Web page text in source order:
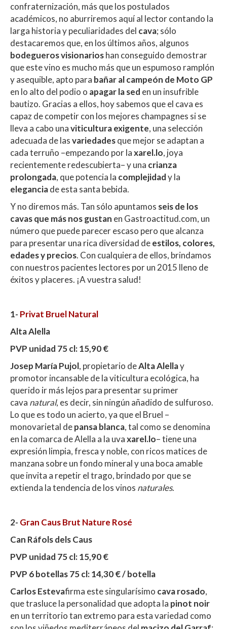
confraternización, más que los postulados
académicos, no aburriremos aquí al lector contando la
larga historia y peculiaridades del cava; sólo
destacaremos que, en los últimos años, algunos
bodegueros visionarioshan conseguido demostrar
que este vino es mucho más que un espumoso ramplón
y asequible, apto para bañar al campeón de Moto GP
en lo alto del podio o apagar la sed en un insufrible
bautizo. Gracias a ellos, hoy sabemos que el cava es
capaz de competir con los mejores champagnes si se
lleva a cabo unaviticultura exigente, una selección
adecuada de lasvariedadesque mejor se adaptan a
cada terruño –empezando por laxarel.lo, joya
recientemente redescubierta– y una crianza
prolongada, que potencia la complejidady la
eleganciade esta santa bebida.
Y no diremos más. Tan sólo apuntamos seis de los
cavas que más nos gustan en Gastroactitud.com, un
número que puede parecer escaso pero que alcanza
para presentar una rica diversidad deestilos, colores,
edades y precios. Con cualquiera de ellos, brindamos
con nuestros pacientes lectores por un 2015 lleno de
éxitos y placeres. ¡A vuestra salud!
1- Privat Bruel Natural
Alta Alella
PVP unidad 75 cl: 15,90 €
Josep María Pujol, propietario deAlta Alellay
promotor incansable de la viticultura ecológica, ha
querido ir más lejos para presentar su primer
cava natural, es decir, sin ningún añadido de sulfuroso.
Lo que es todo un acierto, ya que el Bruel –
monovarietal depansa blanca, tal como se denomina
en la comarca de Alella a la uvaxarel.lo– tiene una
expresión limpia, fresca y noble, con ricos matices de
manzana sobre un fondo mineral y una boca amable
que invita a repetir el trago, brindado por que se
extienda la tendencia de los vinos naturales.
2- Gran Caus Brut Nature Rosé
Can Ráfols dels Caus
PVP unidad 75 cl: 15,90 €
PVP 6 botellas 75 cl: 14,30 € / botella
Carlos Estevafirma este singularísimo cava rosado,
que trasluce la personalidad que adopta la pinot noir
en un territorio tan extremo para esta variedad como